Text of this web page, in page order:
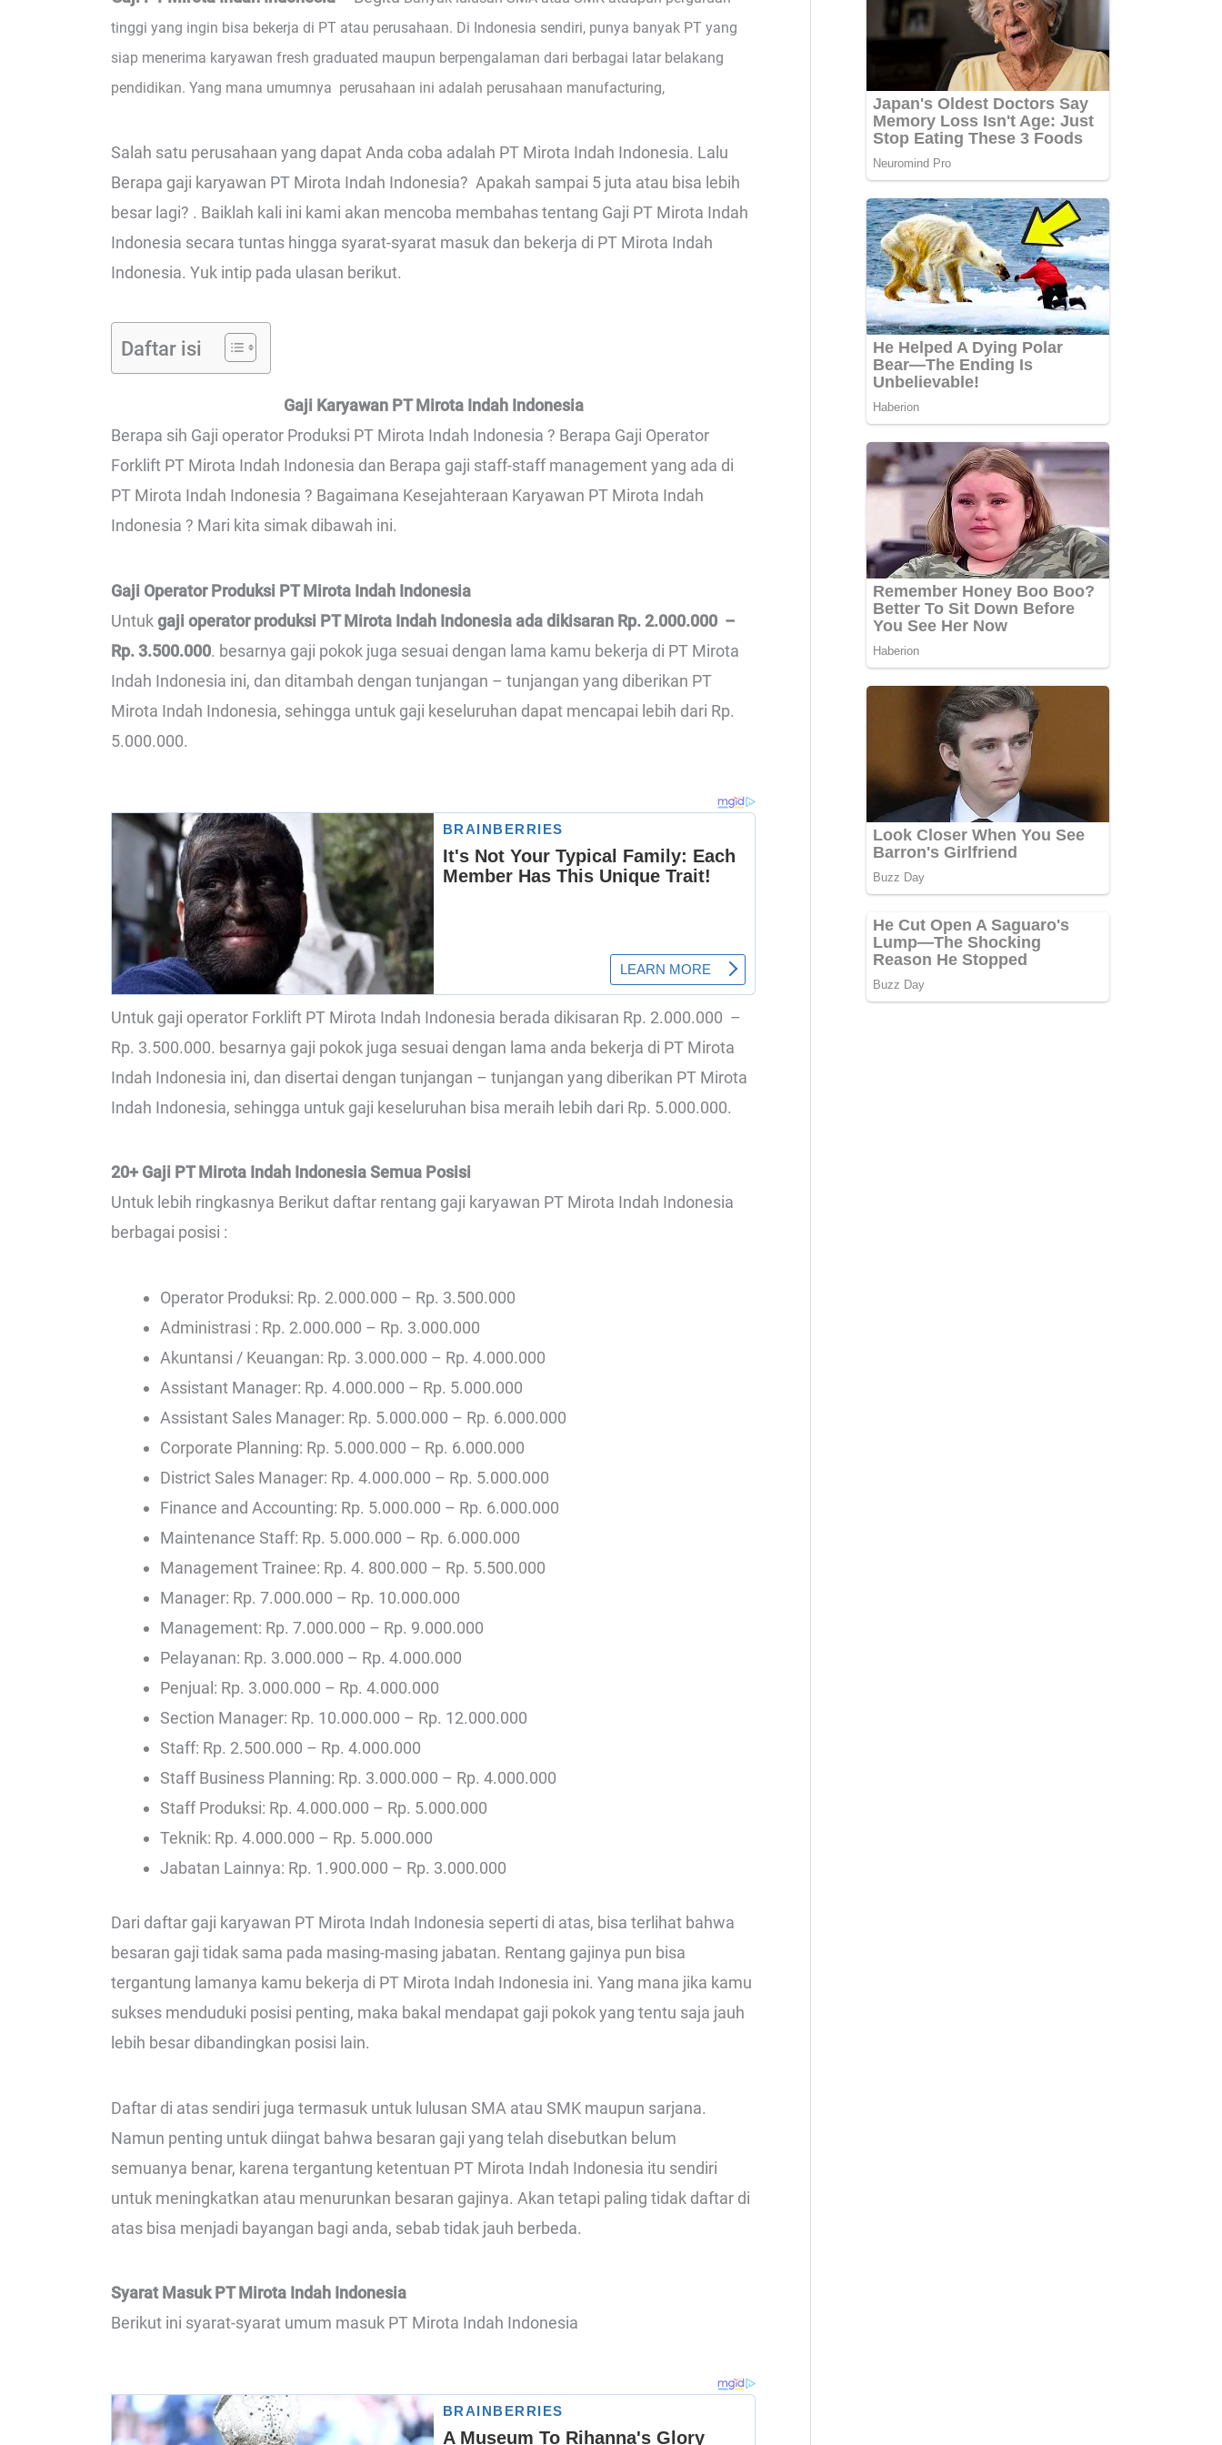
tinggi yang ingin bisa bekerja di PT atau perusahaan. Di Indonesia sendiri, punya banyak PT yang
siap menerima karyawan fresh graduated maupun berpengalaman dari berbagai latar belakang
pendidikan. Yang mana umumnya perusahaan ini adalah perusahaan manufacturing,
Salah satu perusahaan yang dapat Anda coba adalah PT Mirota Indah Indonesia. Lalu
Berapa gaji karyawan PT Mirota Indah Indonesia? Apakah sampai 5 juta atau bisa lebih
besar lagi? . Baiklah kali ini kami akan mencoba membahas tentang Gaji PT Mirota Indah
Indonesia secara tuntas hingga syarat-syarat masuk dan bekerja di PT Mirota Indah
Indonesia. Yuk intip pada ulasan berikut.
Daftar isi
Gaji Karyawan PT Mirota Indah Indonesia
Berapa sih Gaji operator Produksi PT Mirota Indah Indonesia ? Berapa Gaji Operator
Forklift PT Mirota Indah Indonesia dan Berapa gaji staff-staff management yang ada di
PT Mirota Indah Indonesia ? Bagaimana Kesejahteraan Karyawan PT Mirota Indah
Indonesia ? Mari kita simak dibawah ini.
Gaji Operator Produksi PT Mirota Indah Indonesia
Untukgaji operator produksi PT Mirota Indah Indonesia ada dikisaran Rp. 2.000.000 –
Rp. 3.500.000. besarnya gaji pokok juga sesuai dengan lama kamu bekerja di PT Mirota
Indah Indonesia ini, dan ditambah dengan tunjangan – tunjangan yang diberikan PT
Mirota Indah Indonesia, sehingga untuk gaji keseluruhan dapat mencapai lebih dari Rp.
5.000.000.
Untuk gaji operator Forklift PT Mirota Indah Indonesia berada dikisaran Rp. 2.000.000 –
Rp. 3.500.000. besarnya gaji pokok juga sesuai dengan lama anda bekerja di PT Mirota
Indah Indonesia ini, dan disertai dengan tunjangan – tunjangan yang diberikan PT Mirota
Indah Indonesia, sehingga untuk gaji keseluruhan bisa meraih lebih dari Rp. 5.000.000.
20+ Gaji PT Mirota Indah Indonesia Semua Posisi
Untuk lebih ringkasnya Berikut daftar rentang gaji karyawan PT Mirota Indah Indonesia
berbagai posisi :
Operator Produksi: Rp. 2.000.000 – Rp. 3.500.000
Administrasi : Rp. 2.000.000 – Rp. 3.000.000
Akuntansi / Keuangan: Rp. 3.000.000 – Rp. 4.000.000
Assistant Manager: Rp. 4.000.000 – Rp. 5.000.000
Assistant Sales Manager: Rp. 5.000.000 – Rp. 6.000.000
Corporate Planning: Rp. 5.000.000 – Rp. 6.000.000
District Sales Manager: Rp. 4.000.000 – Rp. 5.000.000
Finance and Accounting: Rp. 5.000.000 – Rp. 6.000.000
Maintenance Staff: Rp. 5.000.000 – Rp. 6.000.000
Management Trainee: Rp. 4. 800.000 – Rp. 5.500.000
Manager: Rp. 7.000.000 – Rp. 10.000.000
Management: Rp. 7.000.000 – Rp. 9.000.000
Pelayanan: Rp. 3.000.000 – Rp. 4.000.000
Penjual: Rp. 3.000.000 – Rp. 4.000.000
Section Manager: Rp. 10.000.000 – Rp. 12.000.000
Staff: Rp. 2.500.000 – Rp. 4.000.000
Staff Business Planning: Rp. 3.000.000 – Rp. 4.000.000
Staff Produksi: Rp. 4.000.000 – Rp. 5.000.000
Teknik: Rp. 4.000.000 – Rp. 5.000.000
Jabatan Lainnya: Rp. 1.900.000 – Rp. 3.000.000
Dari daftar gaji karyawan PT Mirota Indah Indonesia seperti di atas, bisa terlihat bahwa
besaran gaji tidak sama pada masing-masing jabatan. Rentang gajinya pun bisa
tergantung lamanya kamu bekerja di PT Mirota Indah Indonesia ini. Yang mana jika kamu
sukses menduduki posisi penting, maka bakal mendapat gaji pokok yang tentu saja jauh
lebih besar dibandingkan posisi lain.
Daftar di atas sendiri juga termasuk untuk lulusan SMA atau SMK maupun sarjana.
Namun penting untuk diingat bahwa besaran gaji yang telah disebutkan belum
semuanya benar, karena tergantung ketentuan PT Mirota Indah Indonesia itu sendiri
untuk meningkatkan atau menurunkan besaran gajinya. Akan tetapi paling tidak daftar di
atas bisa menjadi bayangan bagi anda, sebab tidak jauh berbeda.
Syarat Masuk PT Mirota Indah Indonesia
Berikut ini syarat-syarat umum masuk PT Mirota Indah Indonesia